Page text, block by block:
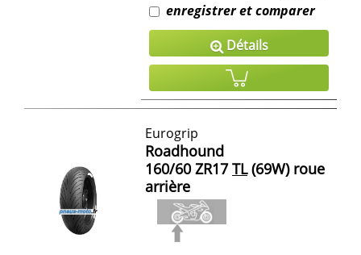
enregistrer et comparer
Détails
Eurogrip
Roadhound
160/60 ZR17 TL(69W) roue
arrière